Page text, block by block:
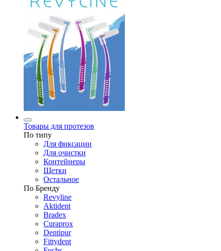
Товары для протезов
По типу
Для фиксации
Для очистки
Контейнеры
Щетки
Остальное
По Бренду
Revyline
Aktident
Bradex
Curaprox
Dentipur
Fittydent